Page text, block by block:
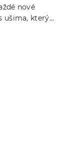
nové
ušima, který...